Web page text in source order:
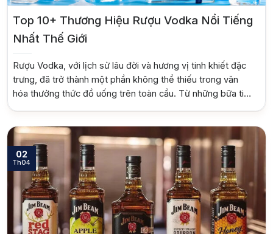
Top 10+ Thương Hiệu Rượu Vodka Nổi Tiếng
Nhất Thế Giới
Rượu Vodka, với lịch sử lâu đời và hương vị tinh khiết đặc
trưng, đã trở thành một phần không thể thiếu trong văn
hóa thưởng thức đồ uống trên toàn cầu. Từ những bữa tiệc
sang trọng đến những buổi họp mặt thân mật, Vodka luôn
02
Th04